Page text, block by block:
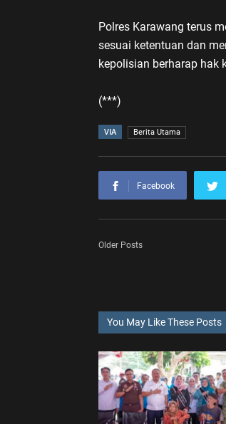
Polres Karawang terus
sesuai ketentuan dan
kepolisian berharap hak
(***)
VIA Berita Utama
Facebook
Older Posts
You May Like These Posts